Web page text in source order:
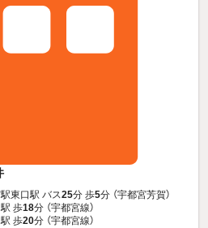
東口駅 バス25分 歩5分 （宇都宮芳賀）
歩18分 （宇都宮線）
歩20分 （宇都宮線）